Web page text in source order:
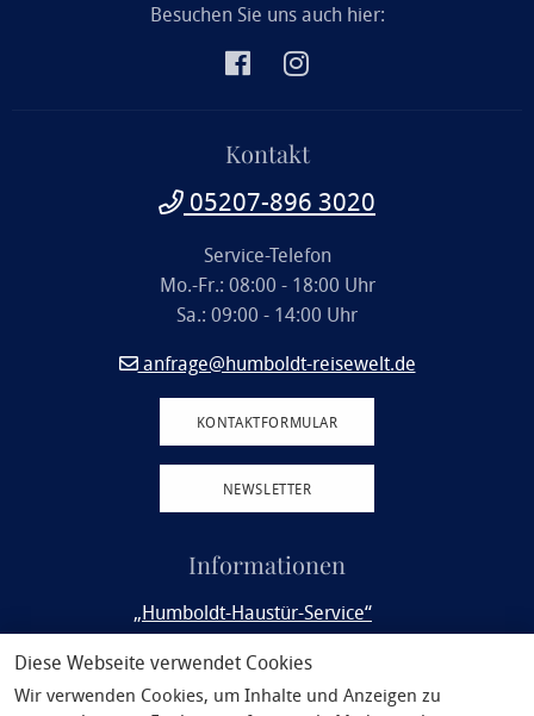
Diese Webseite verwendet Cookies
Wir verwenden Cookies, um Inhalte und Anzeigen zu
Besuchen Sie uns auch hier:
Kontakt
05207-896 3020
Service-Telefon
Mo.-Fr.: 08:00 - 18:00 Uhr
Sa.: 09:00 - 14:00 Uhr
anfrage@humboldt-reisewelt.de
KONTAKTFORMULAR
NEWSLETTER
Informationen
„Humboldt-Haustür-Service“
Rail&Fly
Service